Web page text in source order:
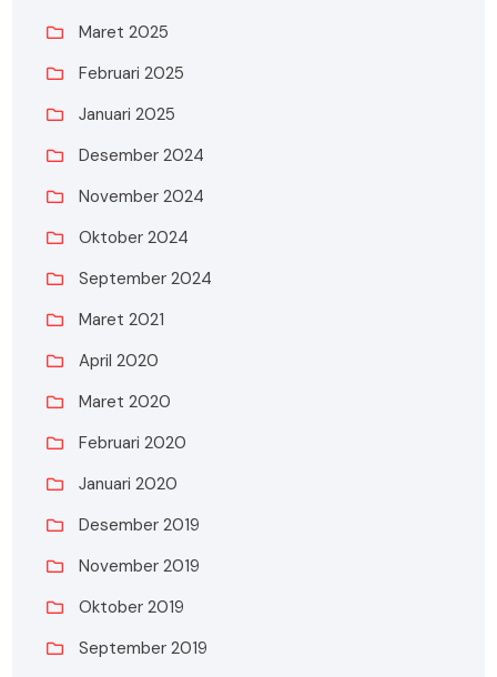
Maret 2025
Februari 2025
Januari 2025
Desember 2024
November 2024
Oktober 2024
September 2024
Maret 2021
April 2020
Maret 2020
Februari 2020
Januari 2020
Desember 2019
November 2019
Oktober 2019
September 2019